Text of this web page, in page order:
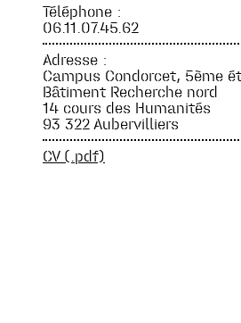
Téléphone :
06.11.07.45.62
Adresse :
Campus Condorcet, 5ème
Bâtiment Recherche nord
14 cours des Humanités
93 322 Aubervilliers
CV (.pdf)